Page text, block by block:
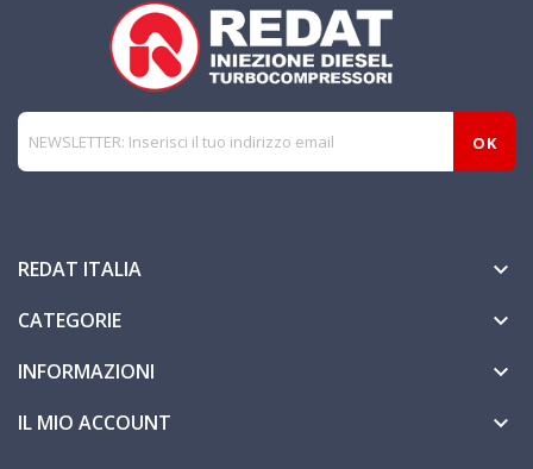
REDAT ITALIA 
CATEGORIE 
INFORMAZIONI 
IL MIO ACCOUNT 